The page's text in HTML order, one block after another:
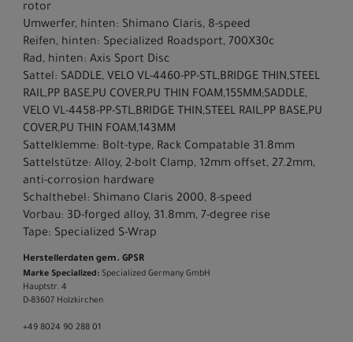
rotor
Umwerfer, hinten: Shimano Claris, 8-speed
Reifen, hinten: Specialized Roadsport, 700X30c
Rad, hinten: Axis Sport Disc
Sattel: SADDLE, VELO VL-4460-PP-STL,BRIDGE THIN,STEEL
RAIL,PP BASE,PU COVER,PU THIN FOAM,155MM;SADDLE,
VELO VL-4458-PP-STL,BRIDGE THIN,STEEL RAIL,PP BASE,PU
COVER,PU THIN FOAM,143MM
Sattelklemme: Bolt-type, Rack Compatable 31.8mm
Sattelstütze: Alloy, 2-bolt Clamp, 12mm offset, 27.2mm,
anti-corrosion hardware
Schalthebel: Shimano Claris 2000, 8-speed
Vorbau: 3D-forged alloy, 31.8mm, 7-degree rise
Tape: Specialized S-Wrap
Herstellerdaten gem. GPSR
Marke Specialized: Specialized Germany GmbH
Hauptstr. 4
D-83607 Holzkirchen
+49 8024 90 288 01